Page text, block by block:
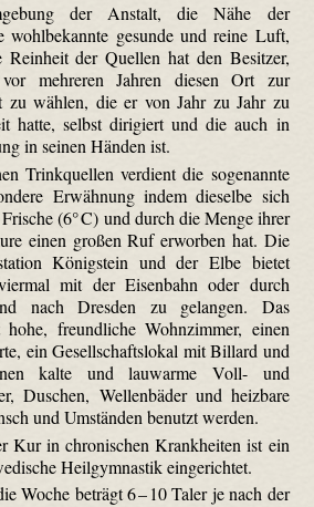
der Anstalt, die Nähe der
wohlbekannte gesunde und reine Luft,
der Quellen hat den Besitzer,
vor mehreren Jahren diesen Ort zur
zu wählen, die er von Jahr zu Jahr zu
hatte, selbst dirigiert und die auch in
in seinen Händen ist.
Trinkquellen verdient die sogenannte
Erwähnung indem dieselbe sich
(6° C) und durch die Menge ihrer
einen großen Ruf erworben hat. Die
Königstein und der Elbe bietet
mit der Eisenbahn oder durch
nach Dresden zu gelangen. Das
hohe, freundliche Wohnzimmer, einen
ein Gesellschaftslokal mit Billard und
kalte und lauwarme Voll- und
Duschen, Wellenbäder und heizbare
und Umständen benutzt werden.
Kur in chronischen Krankheiten ist ein
Heilgymnastik eingerichtet.
Woche beträgt 6 – 10 Taler je nach der